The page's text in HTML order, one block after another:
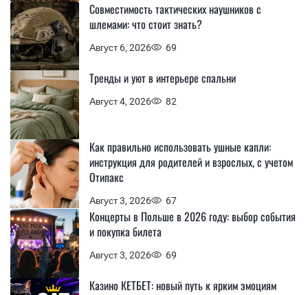
Август 6, 2026 69
Совместимость тактических наушников с
шлемами: что стоит знать?
Август 4, 2026 82
Тренды и уют в интерьере спальни
Август 3, 2026 67
Как правильно использовать ушные капли:
инструкция для родителей и взрослых, с учетом
Отипакс
Август 3, 2026 69
Концерты в Польше в 2026 году: выбор события
и покупка билета
Казино КЕТБЕТ: новый путь к ярким эмоциям